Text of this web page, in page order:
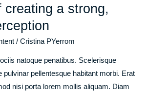
creating a strong,
/Cristina PYerrom
natoque penatibus. Scelerisque
pulvinar pellentesque habitant morbi. Erat
nisi porta lorem mollis aliquam. Diam